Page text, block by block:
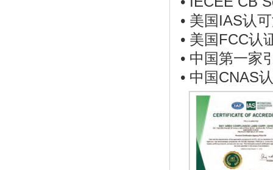
• 美国IAS认
• 美国FCC认
• 中国第一家
• 中国CNAS